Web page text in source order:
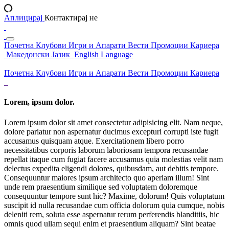
Аплицирај Контактирај не
Почетна Клубови Игри и Апарати Вести Промоции Кариера
Македонски Јазик English Language
Почетна Клубови Игри и Апарати Вести Промоции Кариера
Lorem, ipsum dolor.
Lorem ipsum dolor sit amet consectetur adipisicing elit. Nam neque,
dolore pariatur non aspernatur ducimus excepturi corrupti iste fugit
accusamus quisquam atque. Exercitationem libero porro
necessitatibus corporis laborum laboriosam tempora recusandae
repellat itaque cum fugiat facere accusamus quia molestias velit nam
delectus expedita eligendi dolores, quibusdam, aut debitis tempore.
Consequuntur maiores ipsum architecto quo aperiam illum! Sint
unde rem praesentium similique sed voluptatem doloremque
consequuntur tempore sunt hic? Maxime, dolorum! Quis voluptatum
suscipit id nulla recusandae cum officia dolorum quia cumque, nobis
deleniti rem, soluta esse aspernatur rerum perferendis blanditiis, hic
omnis quod ullam sequi enim et praesentium aliquam? Sint beatae